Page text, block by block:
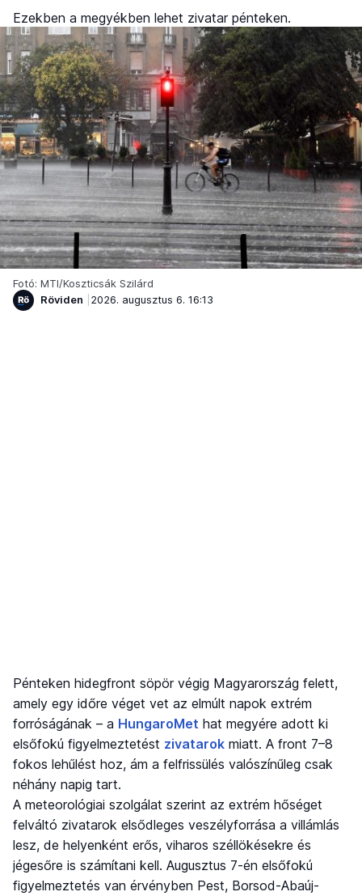
Ezekben a megyékben lehet zivatar pénteken.
Fotó: MTI/Koszticsák Szilárd
Röviden
2026. augusztus 6. 16:13
Pénteken hidegfront söpör végig Magyarország felett,
amely egy időre véget vet az elmúlt napok extrém
forróságának – a HungaroMet hat megyére adott ki
elsőfokú figyelmeztetést zivatarok miatt. A front 7–8
fokos lehűlést hoz, ám a felfrissülés valószínűleg csak
néhány napig tart.
A meteorológiai szolgálat szerint az extrém hőséget
felváltó zivatarok elsődleges veszélyforrása a villámlás
lesz, de helyenként erős, viharos széllökésekre és
jégesőre is számítani kell. Augusztus 7-én elsőfokú
figyelmeztetés van érvényben Pest, Borsod-Abaúj-